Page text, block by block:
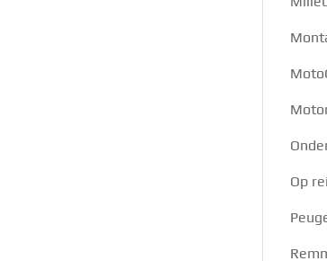
Op